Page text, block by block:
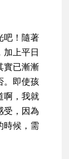
！ 隨著
加上平日
實已漸漸
。即使孩
啊，我就
受，因為
時候，需